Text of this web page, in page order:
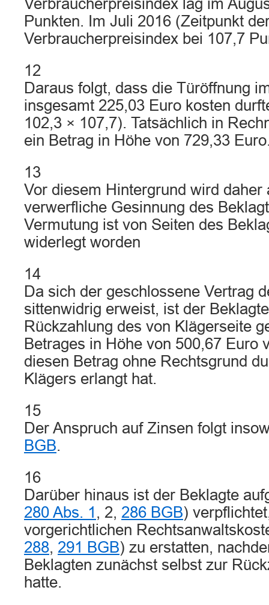
Verbraucherpreisindex lag im
Punkten. Im Juli 2016 (Zeitpunkt
Verbraucherpreisindex bei 107,7
12
Daraus folgt, dass die Türöffnung
insgesamt 225,03 Euro kosten
102,3 × 107,7). Tatsächlich in
ein Betrag in Höhe von 729,33
13
Vor diesem Hintergrund wird daher
verwerfliche Gesinnung des
Vermutung ist von Seiten des
widerlegt worden
14
Da sich der geschlossene Vertrag
sittenwidrig erweist, ist der
Rückzahlung des von Klägerseite
Betrages in Höhe von 500,67 Euro
diesen Betrag ohne Rechtsgrund
Klägers erlangt hat.
15
Der Anspruch auf Zinsen folgt
BGB.
16
Darüber hinaus ist der Beklagte
280 Abs. 1 , 2, 286 BGB)
vorgerichtlichen
288, 291 BGB) zu erstatten,
Beklagten zunächst selbst zur
hatte.